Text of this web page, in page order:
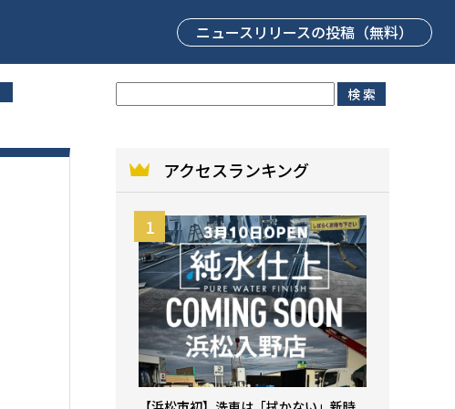
ニュースリリースの投稿（無料）
アクセスランキング